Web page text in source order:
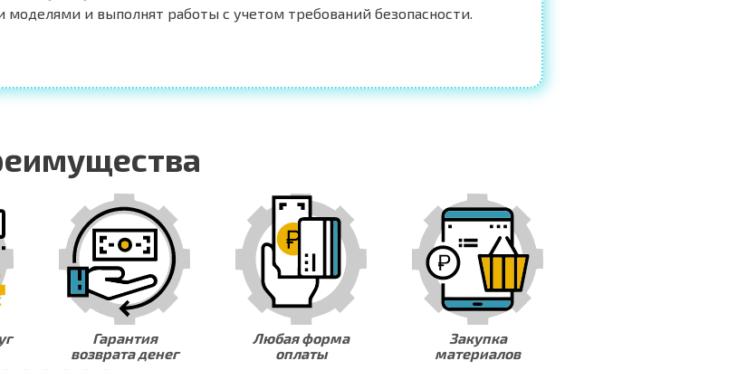
и выполнят работы с учетом требований безопасности.
Гарантия
возврата денег
Любая форма
оплаты
Закупка
материалов